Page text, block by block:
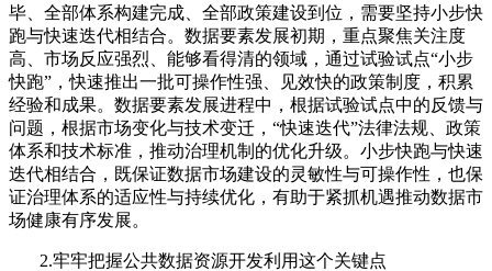
毕、全部体系构建完成、全部政策建设到位，需要坚持小步快
跑与快速迭代相结合。数据要素发展初期，重点聚焦关注度
高、市场反应强烈、能够看得清的领域，通过试验试点“小步
快跑”，快速推出一批可操作性强、见效快的政策制度，积累
经验和成果。数据要素发展进程中，根据试验试点中的反馈与
问题，根据市场变化与技术变迁，“快速迭代”法律法规、政策
体系和技术标准，推动治理机制的优化升级。小步快跑与快速
迭代相结合，既保证数据市场建设的灵敏性与可操作性，也保
证治理体系的适应性与持续优化，有助于紧抓机遇推动数据市
场健康有序发展。
2.牢牢把握公共数据资源开发利用这个关键点